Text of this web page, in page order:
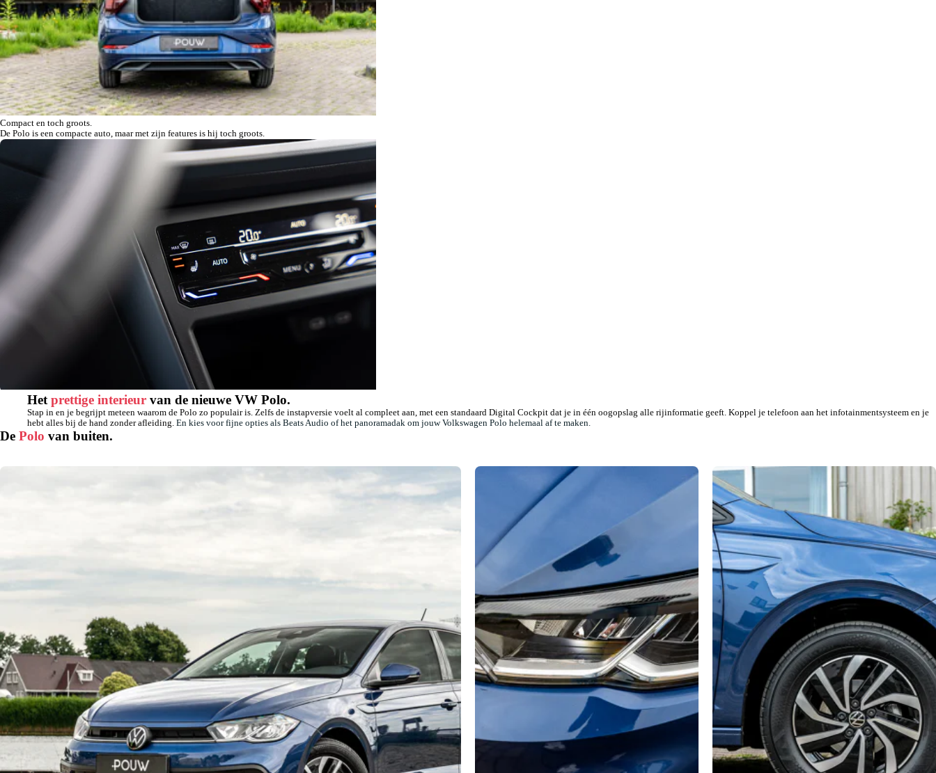
Compact en toch groots.
De Polo is een compacte auto, maar met zijn features is hij toch groots.
Hetprettige interieurvan de nieuwe VW Polo.
Stap in en je begrijpt meteen waarom de Polo zo populair is. Zelfs de instapversie voelt al compleet aan, met een standaard Digital Cockpit dat je in één oogopslag alle rijinformatie geeft. Koppel je telefoon aan het infotainmentsysteem en je
hebt alles bij de hand zonder afleiding. En kies voor fijne opties als Beats Audio of het panoramadak om jouw Volkswagen Polo helemaal af te maken.
De Polo van buiten.